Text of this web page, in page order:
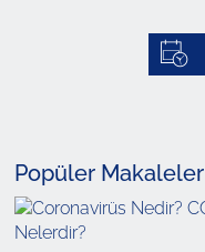
Popüler Makaleler